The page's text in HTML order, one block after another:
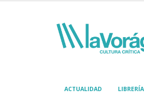
ACTUALIDAD LIBRERÍA